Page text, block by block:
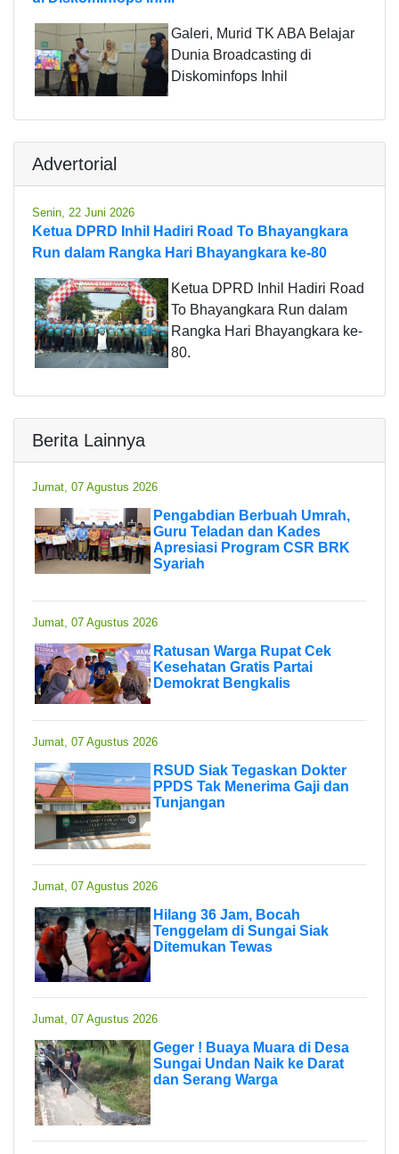
Galeri, Murid TK ABA Belajar
Dunia Broadcasting di
Diskominfops Inhil
Advertorial
Senin, 22 Juni 2026
Ketua DPRD Inhil Hadiri Road To Bhayangkara
Run dalam Rangka Hari Bhayangkara ke-80
Ketua DPRD Inhil Hadiri Road
To Bhayangkara Run dalam
Rangka Hari Bhayangkara ke-
80.
Berita Lainnya
Jumat, 07 Agustus 2026
Pengabdian Berbuah Umrah,
Guru Teladan dan Kades
Apresiasi Program CSR BRK
Syariah
Jumat, 07 Agustus 2026
Ratusan Warga Rupat Cek
Kesehatan Gratis Partai
Demokrat Bengkalis
Jumat, 07 Agustus 2026
RSUD Siak Tegaskan Dokter
PPDS Tak Menerima Gaji dan
Tunjangan
Jumat, 07 Agustus 2026
Hilang 36 Jam, Bocah
Tenggelam di Sungai Siak
Ditemukan Tewas
Jumat, 07 Agustus 2026
Geger ! Buaya Muara di Desa
Sungai Undan Naik ke Darat
dan Serang Warga